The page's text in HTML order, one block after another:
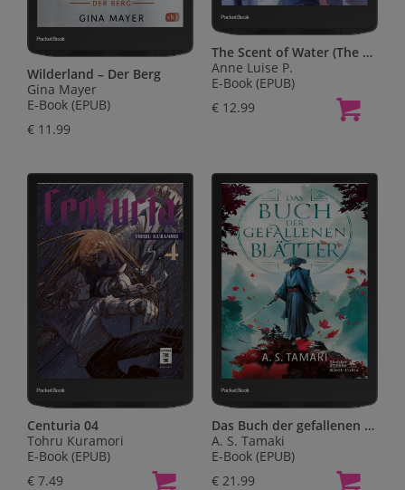
Wilderland – Der Berg
Gina Mayer
E-Book (EPUB)
€ 11.99
The Scent of Water (The Wrong Scents: Roman 3)
Anne Luise P.
E-Book (EPUB)
€ 12.99
Centuria 04
Tohru Kuramori
E-Book (EPUB)
€ 7.49
Das Buch der gefallenen Blätter
A. S. Tamaki
E-Book (EPUB)
€ 21.99